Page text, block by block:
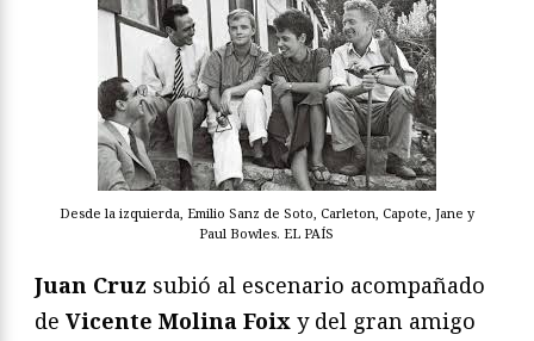
Desde la izquierda, Emilio Sanz de Soto, Carleton, Capote, Jane y
Paul Bowles. EL PAÍS
Juan Cruz subió al escenario acompañado
de Vicente Molina Foix y del gran amigo